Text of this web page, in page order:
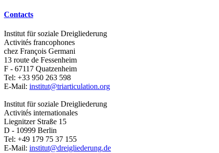
Contacts
Institut für soziale Dreigliederung
Activités francophones
chez François Germani
13 route de Fessenheim
F - 67117 Quatzenheim
Tel: +33 950 263 598
E-Mail: institut@triarticulation.org
Institut für soziale Dreigliederung
Activités internationales
Liegnitzer Straße 15
D - 10999 Berlin
Tel: +49 179 75 37 155
E-Mail: institut@dreigliederung.de